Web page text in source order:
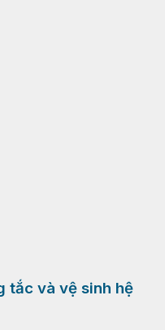
tắc và vệ sinh hệ